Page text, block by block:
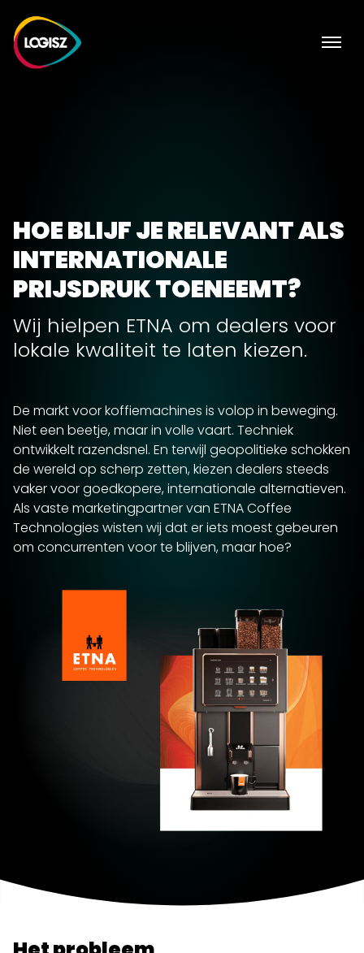
HOE BLIJF JE RELEVANT ALS
INTERNATIONALE
PRIJSDRUK TOENEEMT?
Wij hielpen ETNA om dealers voor
lokale kwaliteit te laten kiezen.
De markt voor koffiemachines is volop in beweging.
Niet een beetje, maar in volle vaart. Techniek
ontwikkelt razendsnel. En terwijl geopolitieke schokken
de wereld op scherp zetten, kiezen dealers steeds
vaker voor goedkopere, internationale alternatieven.
Als vaste marketingpartner van ETNA Coffee
Technologies wisten wij dat er iets moest gebeuren
om concurrenten voor te blijven, maar hoe?